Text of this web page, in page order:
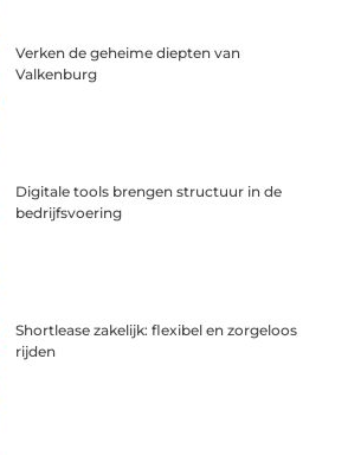
Verken de geheime diepten van
Valkenburg
Digitale tools brengen structuur in de
bedrijfsvoering
Shortlease zakelijk: flexibel en zorgeloos
rijden